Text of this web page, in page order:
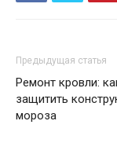
Предыдущая статья
Ремонт кровли:
защитить
мороза